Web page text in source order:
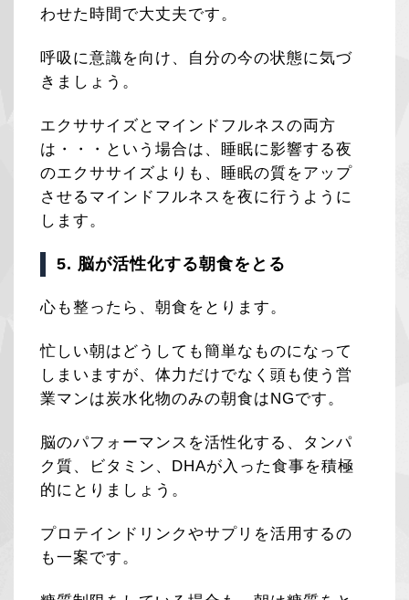
わせた時間で大丈夫です。
呼吸に意識を向け、自分の今の状態に気づ
きましょう。
エクササイズとマインドフルネスの両方
は・・・という場合は、睡眠に影響する夜
のエクササイズよりも、睡眠の質をアップ
させるマインドフルネスを夜に行うように
します。
5. 脳が活性化する朝食をとる
心も整ったら、朝食をとります。
忙しい朝はどうしても簡単なものになって
しまいますが、体力だけでなく頭も使う営
業マンは炭水化物のみの朝食はNGです。
脳のパフォーマンスを活性化する、タンパ
ク質、ビタミン、DHAが入った食事を積極
的にとりましょう。
プロテインドリンクやサプリを活用するの
も一案です。